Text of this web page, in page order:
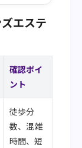
エステ
確認ポイ
ント
徒歩分
数、混雑
時間、短